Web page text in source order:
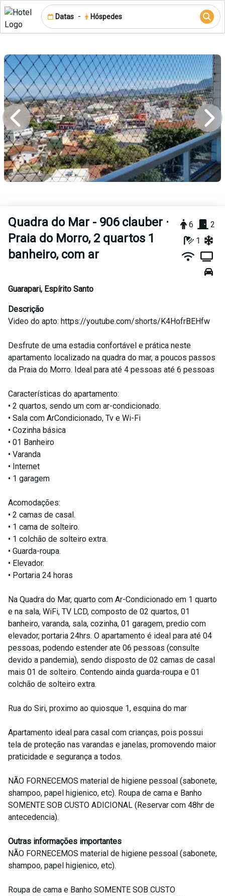
Datas - Hóspedes
Quadra do Mar - 906 clauber ·
Praia do Morro, 2 quartos 1
banheiro, com ar
6
2
1
Guarapari, Espírito Santo
Descrição
Video do apto: https://youtube.com/shorts/K4HofrBEHfw
Desfrute de uma estadia confortável e prática neste
apartamento localizado na quadra do mar, a poucos passos
da Praia do Morro. Ideal para até 4 pessoas até 6 pessoas
Características do apartamento:
• 2 quartos, sendo um com ar-condicionado.
• Sala com ArCondicionado, Tv e Wi-Fi
• Cozinha básica
• 01 Banheiro
• Varanda
• Internet
• 1 garagem
Acomodações:
• 2 camas de casal.
• 1 cama de solteiro.
• 1 colchão de solteiro extra.
• Guarda-roupa.
• Elevador.
• Portaria 24 horas
Na Quadra do Mar, quarto com Ar-Condicionado em 1 quarto
e na sala, WiFi, TV LCD, composto de 02 quartos, 01
banheiro, varanda, sala, cozinha, 01 garagem, predio com
elevador, portaria 24hrs. O apartamento é ideal para até 04
pessoas, podendo estender ate 06 pessoas (consulte
devido a pandemia), sendo disposto de 02 camas de casal
mais 01 de solteiro. Contendo ainda guarda-roupa e 01
colchão de solteiro extra.
Rua do Siri, proximo ao quiosque 1, esquina do mar
Apartamento ideal para casal com crianças, pois possui
tela de proteção nas varandas e janelas, promovendo maior
praticidade e segurança a todos.
NÃO FORNECEMOS material de higiene pessoal (sabonete,
shampoo, papel higienico, etc). Roupa de cama e Banho
SOMENTE SOB CUSTO ADICIONAL (Reservar com 48hr de
antecedencia).
Outras informações importantes
NÃO FORNECEMOS material de higiene pessoal (sabonete,
shampoo, papel higienico, etc).
Roupa de cama e Banho SOMENTE SOB CUSTO